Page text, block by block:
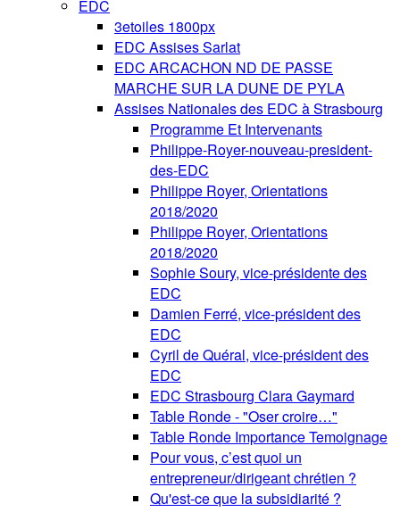
EDC
3etoiles 1800px
EDC Assises Sarlat
EDC ARCACHON ND DE PASSE
MARCHE SUR LA DUNE DE PYLA
Assises Nationales des EDC à Strasbourg
Programme Et Intervenants
Philippe-Royer-nouveau-president-
des-EDC
Philippe Royer, Orientations
2018/2020
Philippe Royer, Orientations
2018/2020
Sophie Soury, vice-présidente des
EDC
Damien Ferré, vice-président des
EDC
Cyril de Quéral, vice-président des
EDC
EDC Strasbourg Clara Gaymard
Table Ronde - "Oser croire…"
Table Ronde Importance Temoignage
Pour vous, c’est quoi un
entrepreneur/dirigeant chrétien ?
Qu'est-ce que la subsidiarité ?